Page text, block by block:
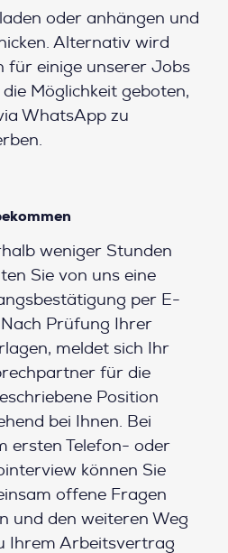
oder anhängen und
Alternativ wird
für einige unserer Jobs
Möglichkeit geboten,
WhatsApp zu
weniger Stunden
Sie von uns eine
per E-
Nach Prüfung Ihrer
meldet sich Ihr
für die
Position
bei Ihnen. Bei
ersten Telefon- oder
können Sie
offene Fragen
und den weiteren Weg
Ihrem Arbeitsvertrag